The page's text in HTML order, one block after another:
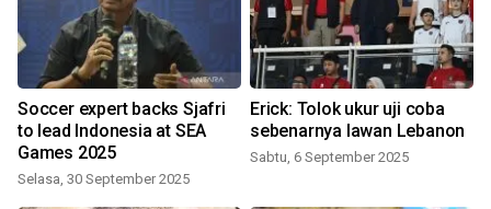
Soccer expert backs Sjafri
to lead Indonesia at SEA
Games 2025
Selasa, 30 September 2025
Erick: Tolok ukur uji coba
sebenarnya lawan Lebanon
Sabtu, 6 September 2025